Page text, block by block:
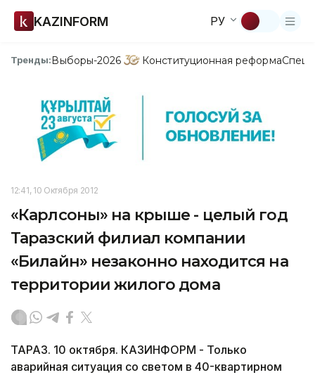
KAZINFORM РУ
Тренды:Выборы-2026 Конституционная реформа
12:41, 10 Октября 2012
«Карлсоны» на крыше - целый год
Таразский филиал компании
«Билайн» незаконно находится на
территории жилого дома
ТАРАЗ. 10 октября. КАЗИНФОРМ - Только
аварийная ситуация со светом в 40-квартирном